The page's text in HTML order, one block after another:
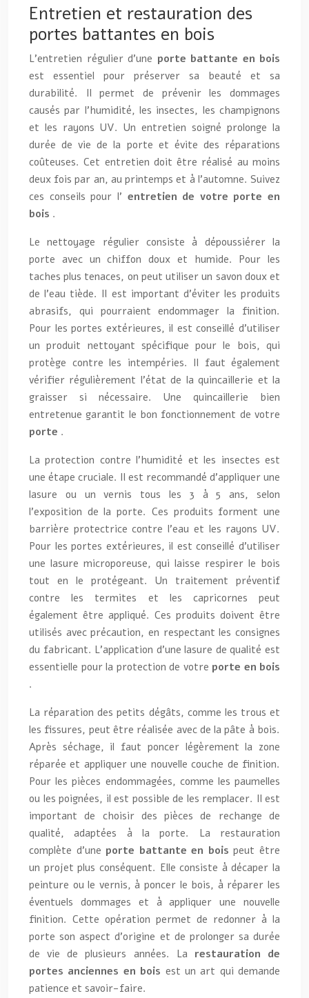
Entretien et restauration des
portes battantes en bois
L’entretien régulier d’une porte battante en bois
est essentiel pour préserver sa beauté et sa
durabilité. Il permet de prévenir les dommages
causés par l’humidité, les insectes, les champignons
et les rayons UV. Un entretien soigné prolonge la
durée de vie de la porte et évite des réparations
coûteuses. Cet entretien doit être réalisé au moins
deux fois par an, au printemps et à l’automne. Suivez
ces conseils pour l’ entretien de votre porte en
bois .
Le nettoyage régulier consiste à dépoussiérer la
porte avec un chiffon doux et humide. Pour les
taches plus tenaces, on peut utiliser un savon doux et
de l’eau tiède. Il est important d’éviter les produits
abrasifs, qui pourraient endommager la finition.
Pour les portes extérieures, il est conseillé d’utiliser
un produit nettoyant spécifique pour le bois, qui
protège contre les intempéries. Il faut également
vérifier régulièrement l’état de la quincaillerie et la
graisser si nécessaire. Une quincaillerie bien
entretenue garantit le bon fonctionnement de votre
porte .
La protection contre l’humidité et les insectes est
une étape cruciale. Il est recommandé d’appliquer une
lasure ou un vernis tous les 3 à 5 ans, selon
l’exposition de la porte. Ces produits forment une
barrière protectrice contre l’eau et les rayons UV.
Pour les portes extérieures, il est conseillé d’utiliser
une lasure microporeuse, qui laisse respirer le bois
tout en le protégeant. Un traitement préventif
contre les termites et les capricornes peut
également être appliqué. Ces produits doivent être
utilisés avec précaution, en respectant les consignes
du fabricant. L’application d’une lasure de qualité est
essentielle pour la protection de votre porte en bois
.
La réparation des petits dégâts, comme les trous et
les fissures, peut être réalisée avec de la pâte à bois.
Après séchage, il faut poncer légèrement la zone
réparée et appliquer une nouvelle couche de finition.
Pour les pièces endommagées, comme les paumelles
ou les poignées, il est possible de les remplacer. Il est
important de choisir des pièces de rechange de
qualité, adaptées à la porte. La restauration
complète d’une porte battante en boispeut être
un projet plus conséquent. Elle consiste à décaper la
peinture ou le vernis, à poncer le bois, à réparer les
éventuels dommages et à appliquer une nouvelle
finition. Cette opération permet de redonner à la
porte son aspect d’origine et de prolonger sa durée
de vie de plusieurs années. La restauration de
portes anciennes en bois est un art qui demande
patience et savoir-faire.